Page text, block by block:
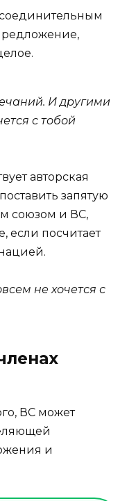
И другими
с тобой
авторская
запятую
союзом и ВС,
посчитает
не хочется с
ВС может
и